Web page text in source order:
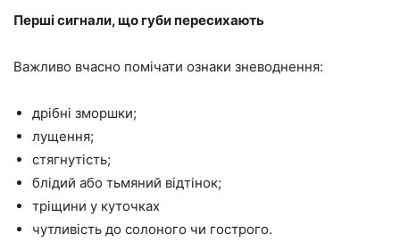
Перші сигнали, що губи пересихають
Важливо вчасно помічати ознаки зневоднення:
дрібні зморшки;
лущення;
стягнутість;
блідий або тьмяний відтінок;
тріщини у куточках
чутливість до солоного чи гострого.